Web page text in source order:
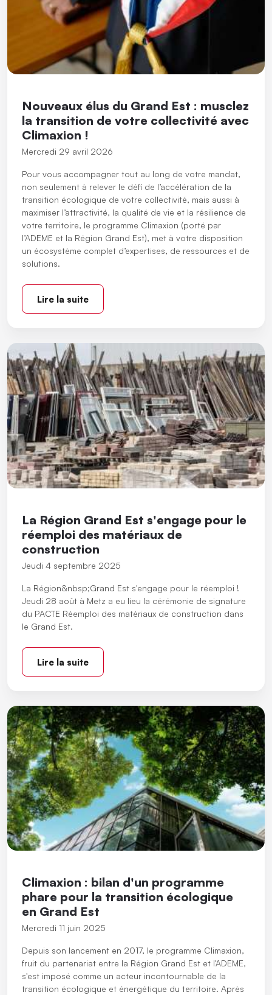
Nouveaux élus du Grand Est : musclez
la transition de votre collectivité avec
Climaxion !
Mercredi 29 avril 2026
Pour vous accompagner tout au long de votre mandat,
non seulement à relever le défi de l’accélération de la
transition écologique de votre collectivité, mais aussi à
maximiser l’attractivité, la qualité de vie et la résilience de
votre territoire, le programme Climaxion (porté par
l’ADEME et la Région Grand Est), met à votre disposition
un écosystème complet d’expertises, de ressources et de
solutions.
Lire la suite
La Région Grand Est s'engage pour le
réemploi des matériaux de
construction
Jeudi 4 septembre 2025
La Région&nbsp;Grand Est s'engage pour le réemploi !
Jeudi 28 août à Metz a eu lieu la cérémonie de signature
du PACTE Réemploi des matériaux de construction dans
le Grand Est.
Lire la suite
Climaxion : bilan d'un programme
phare pour la transition écologique
en Grand Est
Mercredi 11 juin 2025
Depuis son lancement en 2017, le programme Climaxion,
fruit du partenariat entre la Région Grand Est et l'ADEME,
s'est imposé comme un acteur incontournable de la
transition écologique et énergétique du territoire. Après